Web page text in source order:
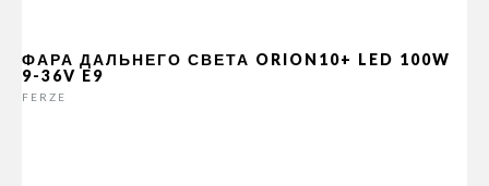
ФАРА ДАЛЬНЕГО СВЕТА ORION10+ LED 100W
9-36V E9
FERZE